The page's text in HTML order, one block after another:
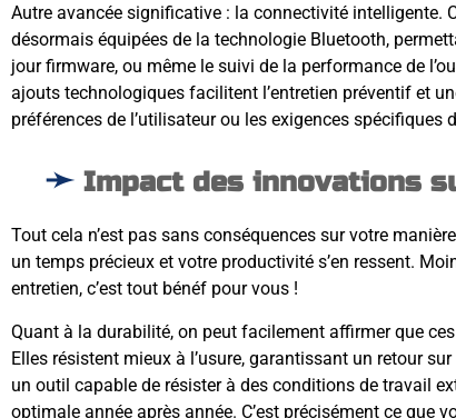
Autre avancée significative : la connectivité intelligente.
désormais équipées de la technologie Bluetooth,
jour firmware, ou même le suivi de la performance de
ajouts technologiques facilitent l’entretien préventif et
préférences de l’utilisateur ou les exigences spécifiques
Impact des innovations
Tout cela n’est pas sans conséquences sur votre
un temps précieux et votre productivité s’en ressent.
entretien, c’est tout bénéf pour vous !
Quant à la durabilité, on peut facilement affirmer que
Elles résistent mieux à l’usure, garantissant un retour
un outil capable de résister à des conditions de travail
optimale année après année. C’est précisément ce que